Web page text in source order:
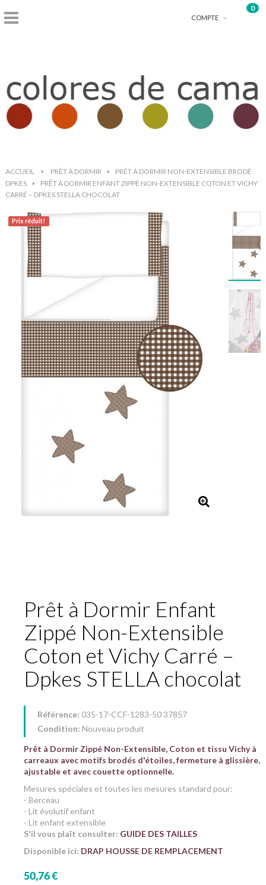
shopping_basket
0
COMPTE
ACCUEIL > PRÊT À DORMIR >
PRÊT À DORMIR NON-EXTENSIBLE BRODÉ
DPKES
>
PRÊT À DORMIR ENFANT ZIPPÉ NON-EXTENSIBLE COTON ET VICHY
CARRÉ – DPKES STELLA CHOCOLAT
Prix ​​réduit!
Prêt à Dormir Enfant
Zippé Non-Extensible
Coton et Vichy Carré –
Dpkes STELLA chocolat
Référence: 035-17-CCF-1283-50 37857
Condition: Nouveau produit
Prêt à Dormir Zippé Non-Extensible, Coton et tissu Vichy à
carreaux avec motifs brodés d'étoiles, fermeture à glissière,
ajustable et avec couette optionnelle.
Mesures spéciales et toutes les mesures standard pour:
- Berceau
- Lit évolutif enfant
- Lit enfant extensible
S'il vous plaît consulter: GUIDE DES TAILLES
Disponible ici: DRAP HOUSSE DE REMPLACEMENT
50,76 €